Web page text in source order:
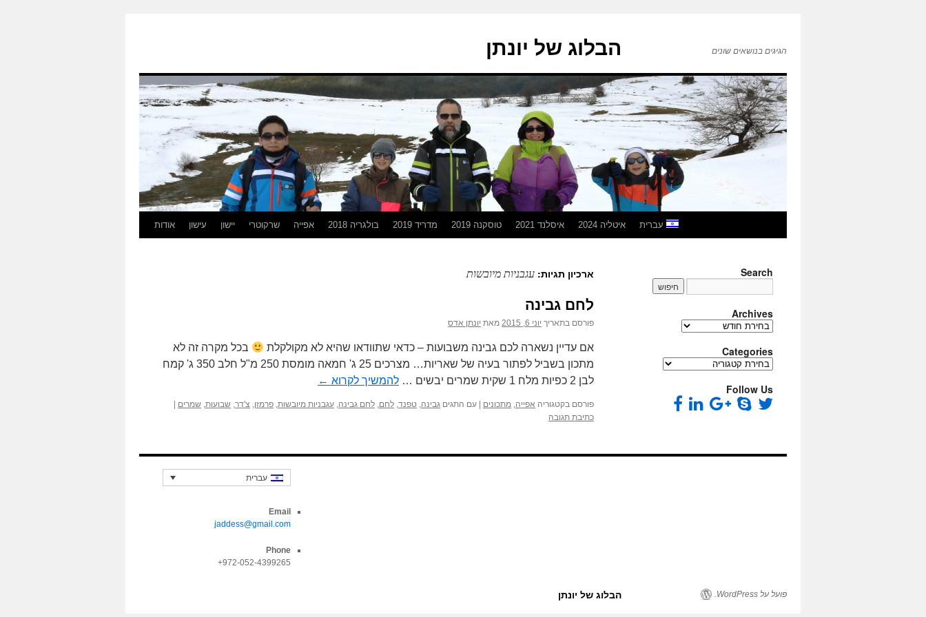
הבלוג של יונתן הגיגים בנושאים שונים
אודות עישון יישון שרקוטרי אפייה בולגריה 2018 מדריד 2019 טוסקנה 2019 איסלנד 2021 איטליה 2024 עברית
ארכיון תגיות: עגבניות מיובשות
לחם גבינה
פורסם בתאריך יוני 6, 2015 מאת יונתן אדס
אם עדיין נשארה לכם גבינה משבועות – כדאי שתוודאו שהיא לא מקולקלת
בכל מקרה זה לא
מתכון בשביל לפתור בעיה של שאריות… מצרכים 25 ג' חמאה מומסת 250 מ"ל חלב 350 ג' קמח
לבן 2 כפיות מלח 1 שקית שמרים יבשים …
להמשיך לקרוא ←
פורסם בקטגוריה אפייה, מתכונים עם התגים גבינה, טפנד, לחם, לחם גבינה, עגבניות מיובשות, פרמזן, צ'דר, שבועות, שמרים
כתיבת תגובה
Search
Archives
Archives
Categories
Categories
Follow Us
עברית
Email
jaddess@gmail.com
Phone
972-052-4399265+
הבלוג של יונתן פועל על WordPress.